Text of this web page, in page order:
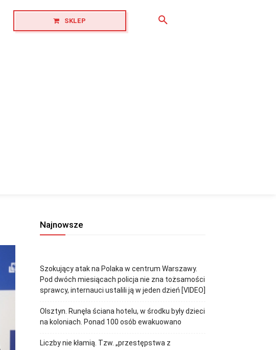
SKLEP
Najnowsze
Szokujący atak na Polaka w centrum Warszawy.
Pod dwóch miesiącach policja nie zna tożsamości
sprawcy, internauci ustalili ją w jeden dzień [VIDEO]
Olsztyn. Runęła ściana hotelu, w środku były dzieci
na koloniach. Ponad 100 osób ewakuowano
Liczby nie kłamią. Tzw. „przestępstwa z